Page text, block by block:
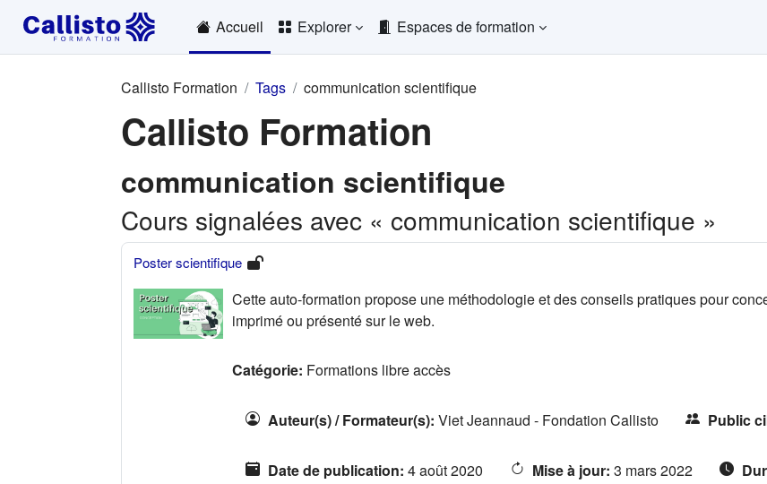
Passer au contenu principal
Accueil
Explorer Espaces de formation
Callisto Formation Tags communication scientifique
Callisto Formation
communication scientifique
Cours signalées avec « communication scientifique »
Poster scientifique
Cette auto-formation propose une méthodologie et des conseils pratiques pour
imprimé ou présenté sur le web.
Catégorie: Formations libre accès
Auteur(s) / Formateur(s): Viet Jeannaud - Fondation Callisto Public
Date de publication: 4 août 2020 Mise à jour: 3 mars 2022